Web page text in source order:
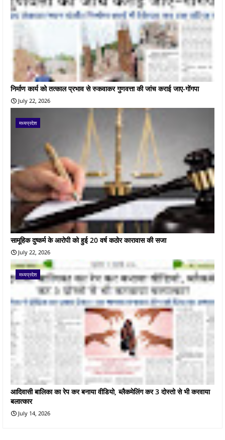
निर्माण कार्य को तत्काल प्रभाव से रुकवाकर गुणवत्ता की जांच कराई जाए-गोंगपा
July 22, 2026
मध्यप्रदेश
सामूहिक दुष्कर्म के आरोपी को हुई 20 वर्ष कठोर कारावास की सजा
July 22, 2026
मध्यप्रदेश
आदिवासी बालिका का रेप कर बनाया वीडियो, ब्लैकमेलिंग कर 3 दोस्तो से भी करवाया
बलात्कार
July 14, 2026